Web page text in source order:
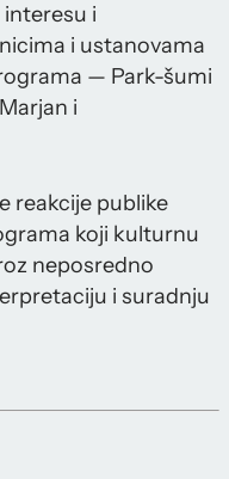
i
i ustanovama
— Park-šumi
i
reakcije publike
koji kulturnu
neposredno
i suradnju